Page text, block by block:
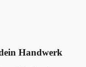
Handwerk